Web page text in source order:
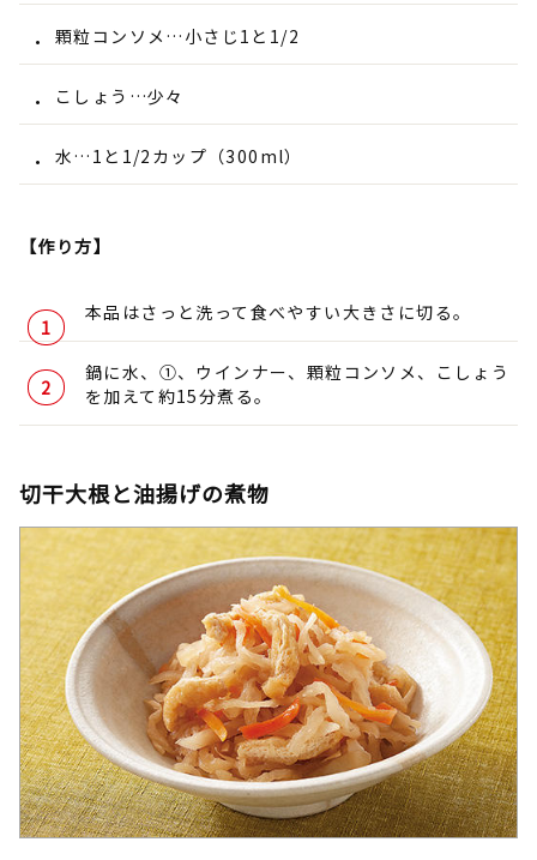
顆粒コンソメ…小さじ1と1/2
こしょう…少々
水…1と1/2カップ（300ml）
【作り方】
本品はさっと洗って食べやすい大きさに切る。
鍋に水、①、ウインナー、顆粒コンソメ、こしょう
を加えて約15分煮る。
切干大根と油揚げの煮物